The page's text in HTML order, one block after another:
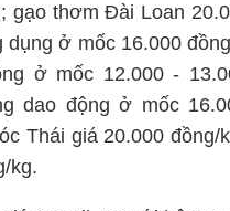
gạo thơm Đài Loan
dụng ở mốc 16.000
ở mốc 12.000 -
dao động ở mốc
Thái giá 20.000 đồng/
kg.